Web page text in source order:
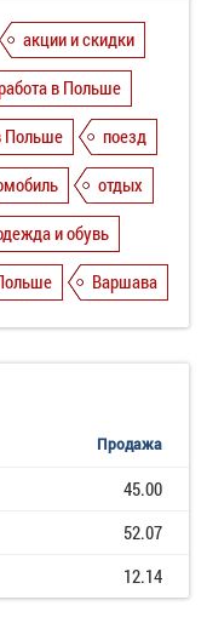
акции и скидки
в Польше
Польше
поезд
отдых
и обувь
Варшава
Продажа
45.00
52.07
12.14